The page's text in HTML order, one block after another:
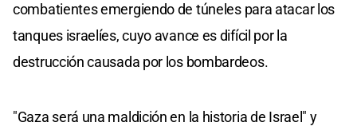
combatientes emergiendo de túneles para atacar los
tanques israelíes, cuyo avance es difícil por la
destrucción causada por los bombardeos.
"Gaza será una maldición en la historia de Israel" y